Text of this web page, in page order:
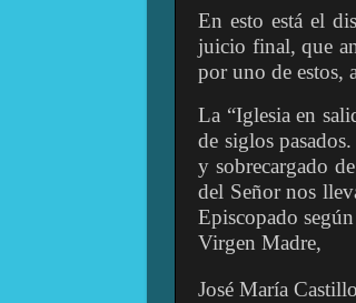
En esto está el
juicio final, que
por uno de estos,
La “Iglesia en
de siglos
y sobrecargado
del Señor nos
Episcopado
Virgen Madre,
José María Castillo